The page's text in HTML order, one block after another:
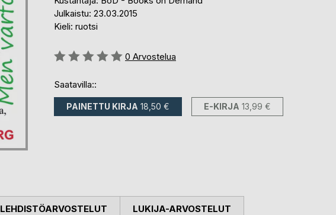
Julkaistu: 23.03.2015
Kieli: ruotsi
Arvostelu::
0 Arvostelua
Saatavilla::
PAINETTU KIRJA 18,50 € E-KIRJA 13,99 €
LEHDISTÖARVOSTELUT LUKIJA-ARVOSTELUT